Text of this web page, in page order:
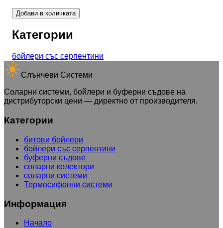
Добави в количката
Категории
бойлери със серпентини
Слънчеви Системи
Соларни системи, бойлери и буферни съдове на
дистрибуторски цени — директно от производителя.
Категории
битови бойлери
бойлери със серпентини
буферни съдове
соларни колектори
соларни системи
Термосифонни системи
Информация
Начало